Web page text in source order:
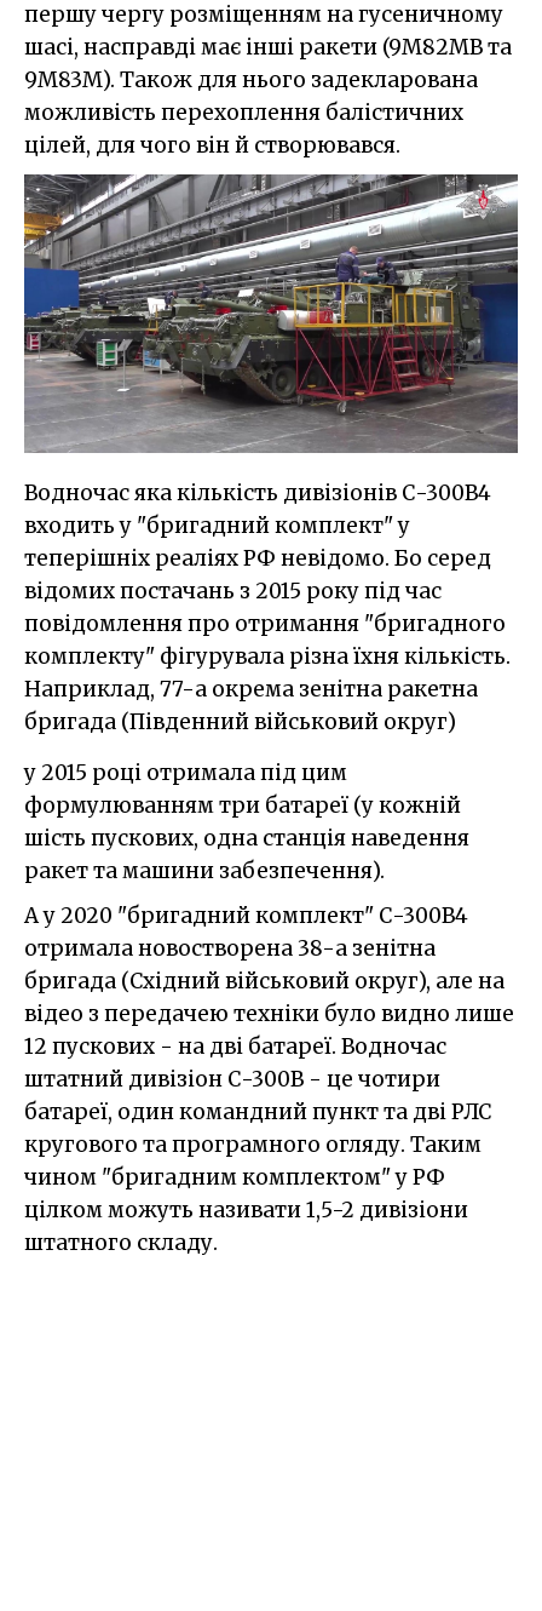
першу чергу розміщенням на гусеничному
шасі, насправді має інші ракети (9М82МВ та
9М83М). Також для нього задекларована
можливість перехоплення балістичних
цілей, для чого він й створювався.
Водночас яка кількість дивізіонів С-300В4
входить у "бригадний комплект" у
теперішніх реаліях РФ невідомо. Бо серед
відомих постачань з 2015 року під час
повідомлення про отримання "бригадного
комплекту" фігурувала різна їхня кількість.
Наприклад, 77-а окрема зенітна ракетна
бригада (Південний військовий округ)
у 2015 році отримала під цим
формулюванням три батареї (у кожній
шість пускових, одна станція наведення
ракет та машини забезпечення).
А у 2020 "бригадний комплект" С-300В4
отримала новостворена 38-а зенітна
бригада (Східний військовий округ), але на
відео з передачею техніки було видно лише
12 пускових - на дві батареї. Водночас
штатний дивізіон С-300В - це чотири
батареї, один командний пункт та дві РЛС
кругового та програмного огляду. Таким
чином "бригадним комплектом" у РФ
цілком можуть називати 1,5-2 дивізіони
штатного складу.